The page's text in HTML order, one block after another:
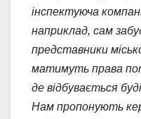
інспектуюча
наприклад, сам
представники
матимуть права
де відбувається
Нам пропонують